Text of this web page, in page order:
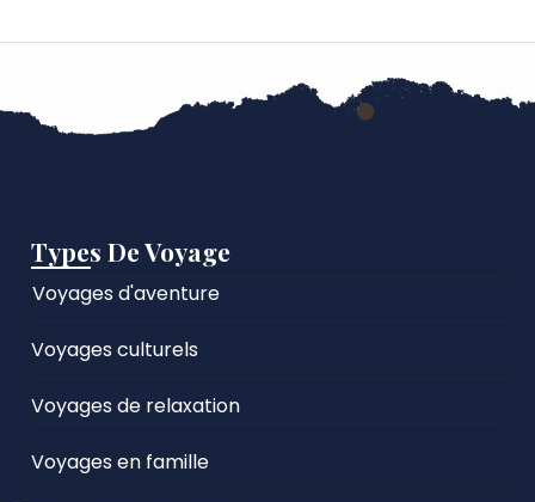
Types De Voyage
Voyages d'aventure
Voyages culturels
Voyages de relaxation
Voyages en famille